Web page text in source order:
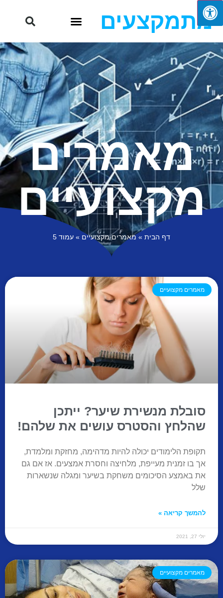
מתמקצעים
מאמרים
מקצועיים
דף הבית » מאמרים מקצועיים » עמוד 5
מאמרים מקצועיים
סובלת מנשירת שיער? ייתכן
שהלחץ והסטרס עושים את שלהם!
תקופת הלימודים יכולה להיות מדהימה, מחזקת ומלמדת,
אך בו זמנית מעייפת, מלחיצה וחסרת אמצעים. אז אם גם
את באמצע הסיכומים משחקת בשיער ומגלה שנשארות
שלל
להמשך קריאה »
יולי 27, 2021
מאמרים מקצועיים